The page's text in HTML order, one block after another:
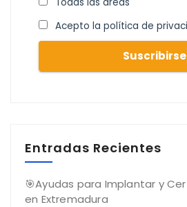
Acepto la política de
Entradas Recientes
🎯Ayudas para Implantar y
en Extremadura